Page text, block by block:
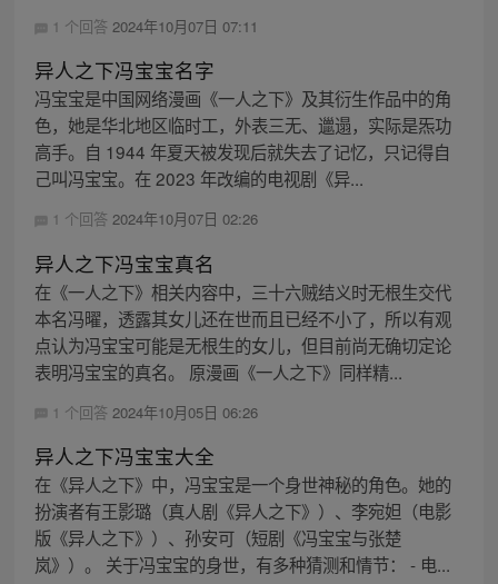
1 个回答 2024年10月07日 07:11
异人之下冯宝宝名字
冯宝宝是中国网络漫画《一人之下》及其衍生作品中的角
色，她是华北地区临时工，外表三无、邋遢，实际是炁功
高手。自 1944 年夏天被发现后就失去了记忆，只记得自
己叫冯宝宝。在 2023 年改编的电视剧《异...
1 个回答 2024年10月07日 02:26
异人之下冯宝宝真名
在《一人之下》相关内容中，三十六贼结义时无根生交代
本名冯曜，透露其女儿还在世而且已经不小了，所以有观
点认为冯宝宝可能是无根生的女儿，但目前尚无确切定论
表明冯宝宝的真名。 原漫画《一人之下》同样精...
1 个回答 2024年10月05日 06:26
异人之下冯宝宝大全
在《异人之下》中，冯宝宝是一个身世神秘的角色。她的
扮演者有王影璐（真人剧《异人之下》）、李宛妲（电影
版《异人之下》）、孙安可（短剧《冯宝宝与张楚
岚》）。 关于冯宝宝的身世，有多种猜测和情节： - 电...